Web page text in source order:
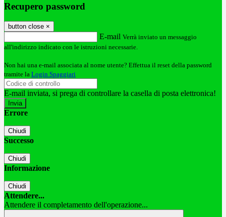
Recupero password
button close ×
E-mail Verrà inviato un messaggio
all'indirizzo indicato con le istruzioni necessarie.
Non hai una e-mail associata al nome utente? Effettua il reset della password
tramite la Login Spaggiari
E-mail inviata, si prega di controllare la casella di posta elettronica!
Errore
Chiudi
Successo
Chiudi
Informazione
Chiudi
Attendere...
Attendere il completamento dell'operazione...